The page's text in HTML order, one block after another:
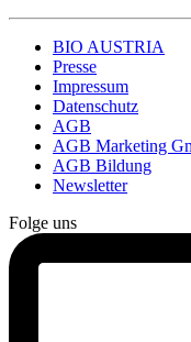
BIO AUSTRIA
Presse
Impressum
Datenschutz
AGB
AGB Marketing
AGB Bildung
Newsletter
Folge uns